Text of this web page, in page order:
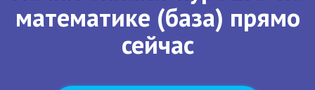
математике (база) прямо
сейчас